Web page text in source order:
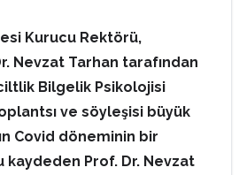
Kurucu Rektörü,
Nevzat Tarhan tarafından
Bilgelik Psikolojisi
ve söyleşisi büyük
Covid döneminin bir
kaydeden Prof. Dr. Nevzat